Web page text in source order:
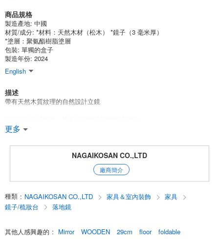
商品規格
製造產地: 中國
材質/成分: *材料：天然木材（松木） *鏡子（3 毫米厚）
*塗層：聚氨酯樹脂塗層
包裝: 單獨的盒子
製造年份: 2024
English
描述
帶有天然木質紋理的自然設計立鏡
柔和的色調給人一種古樸的感覺，使房間成為一個舒適的空間。
*成品
請在下訂單時注意這一點。
更多
NAGAIKOSAN CO.,LTD
廠商簡介
種類 : NAGAIKOSAN CO.,LTD 家具＆室內裝飾
家具
鏡子/梳妝台
落地鏡
其他人感興趣的 : Mirror WOODEN 29cm floor foldable